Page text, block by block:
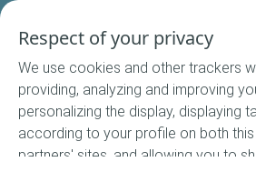
Nous
Suivez-nous
Respect of your privacy
We use cookies and other trackers
providing, analyzing and improving
personalizing the display, displaying
according to your profile on both
partners' sites, and allowing you to